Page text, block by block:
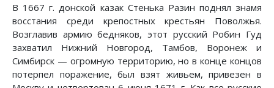
В 1667 г. донской казак Стенька Разин поднял знамя
восстания среди крепостных крестьян Поволжья.
Возглавив армию бедняков, этот русский Робин Гуд
захватил Нижний Новгород, Тамбов, Воронеж и
Симбирск — огромную территорию, но в конце концов
потерпел поражение, был взят живьем, привезен в